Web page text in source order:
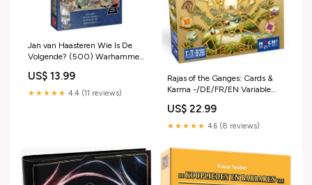
Jan van Haasteren Wie Is De
Volgende? (500) Warhammer
US$ 13.99
★★★★★ 4.4 (11 reviews)
Rajas of the Ganges: Cards &
Karma -/DE/FR/EN Variable
US$ 22.99
★★★★★ 4.6 (8 reviews)